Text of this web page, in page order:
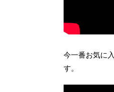
今一番お気に
す。